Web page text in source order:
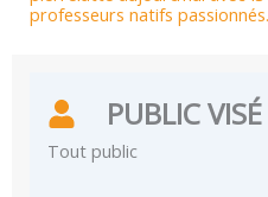
professeurs natifs passionnés.
PUBLIC VISÉ
Tout public